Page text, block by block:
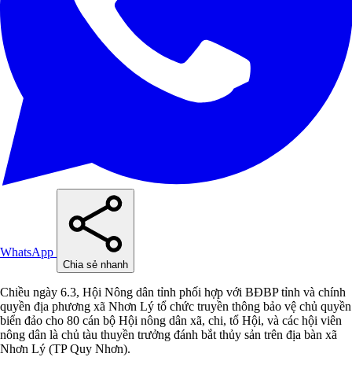
WhatsApp
Chia sẻ nhanh
Chiều ngày 6.3, Hội Nông dân tỉnh phối hợp với BĐBP tỉnh và chính
quyền địa phương xã Nhơn Lý tổ chức truyền thông bảo vệ chủ quyền
biển đảo cho 80 cán bộ Hội nông dân xã, chi, tổ Hội, và các hội viên
nông dân là chủ tàu thuyền trưởng đánh bắt thủy sản trên địa bàn xã
Nhơn Lý (TP Quy Nhơn).